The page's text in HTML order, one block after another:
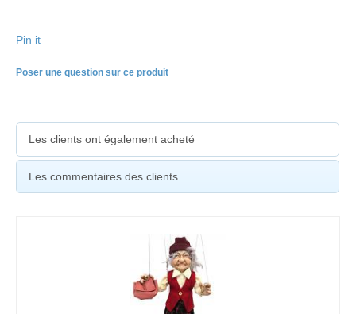
Pin it
Poser une question sur ce produit
Les clients ont également acheté
Les commentaires des clients